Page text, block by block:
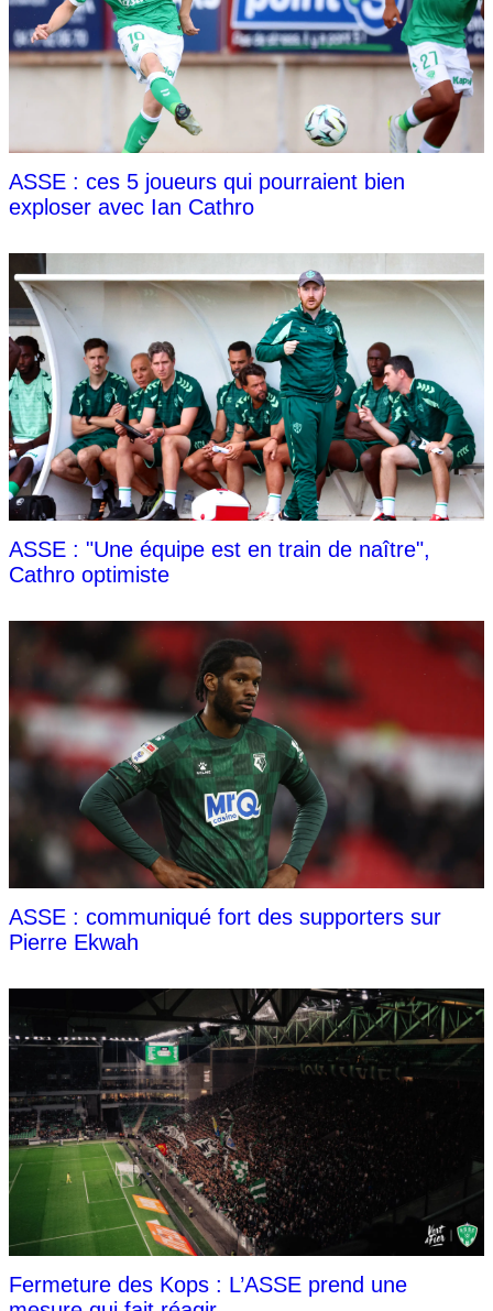
ASSE : ces 5 joueurs qui pourraient bien
exploser avec Ian Cathro
ASSE : "Une équipe est en train de naître",
Cathro optimiste
ASSE : communiqué fort des supporters sur
Pierre Ekwah
Fermeture des Kops : L’ASSE prend une